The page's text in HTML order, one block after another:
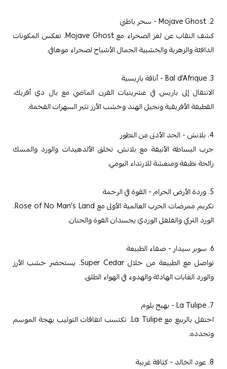
2. Mojave Ghost - سحر باطني
كشف النقاب عن لغز الصحراء مع Mojave Ghost. تعكس المكونات
الدافئة والزهرية والخشبية الجمال الأشباح لصحراء موهافي.
3. Bal d'Afrique - أناقة باريسية
الانتقال إلى باريس في عشرينيات القرن الماضي مع بال دي أفريك.
القطيفة الأفريقية ونجيل الهند وخشب الأرز تثير السهرات الفخمة.
4. بلانش - الحد الأدنى من التطور
جرب البساطة الأنيقة مع بلانش. تخلق الألدهيدات والورد والمسك
رائحة نظيفة ومنعشة للارتداء اليومي.
5. وردة الأرض الحرام - القوة في الرحمة
تكريم ممرضات الحرب العالمية الأولى مع Rose of No Man's Land.
الورد التركي والفلفل الوردي يجسدان القوة والحنان.
6. سوبر سيدار - صفاء الطبيعة
تواصل مع الطبيعة من خلال Super Cedar. يستحضر خشب الأرز
والورد الغابات الهادئة والهدوء في الهواء الطلق.
7. La Tulipe - بهيج بلوم
احتفل بالربيع مع La Tulipe. تكتسب اتفاقات التوليب بهجة الموسم
وتجدده.
8. عود الخالد - كثافة غريبة